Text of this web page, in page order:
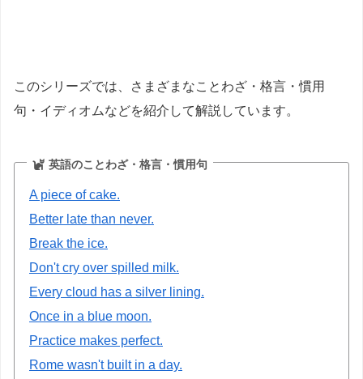
このシリーズでは、さまざまなことわざ・格言・慣用
句・イディオムなどを紹介して解説しています。
英語のことわざ・格言・慣用句
A piece of cake.
Better late than never.
Break the ice.
Don't cry over spilled milk.
Every cloud has a silver lining.
Once in a blue moon.
Practice makes perfect.
Rome wasn't built in a day.